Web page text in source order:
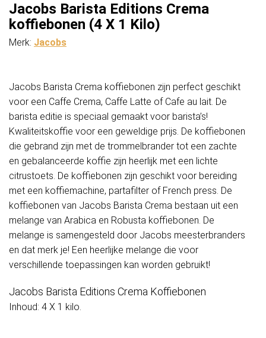
Jacobs Barista Editions Crema
koffiebonen (4 X 1 Kilo)
Merk: Jacobs
Jacobs Barista Crema koffiebonen zijn perfect geschikt
voor een Caffe Crema, Caffe Latte of Cafe au lait. De
barista editie is speciaal gemaakt voor barista’s!
Kwaliteitskoffie voor een geweldige prijs. De koffiebonen
die gebrand zijn met de trommelbrander tot een zachte
en gebalanceerde koffie zijn heerlijk met een lichte
citrustoets. De koffiebonen zijn geschikt voor bereiding
met een koffiemachine, partafilter of French press. De
koffiebonen van Jacobs Barista Crema bestaan uit een
melange van Arabica en Robusta koffiebonen. De
melange is samengesteld door Jacobs meesterbranders
en dat merk je! Een heerlijke melange die voor
verschillende toepassingen kan worden gebruikt!
Jacobs Barista Editions Crema Koffiebonen
Inhoud: 4 X 1 kilo.